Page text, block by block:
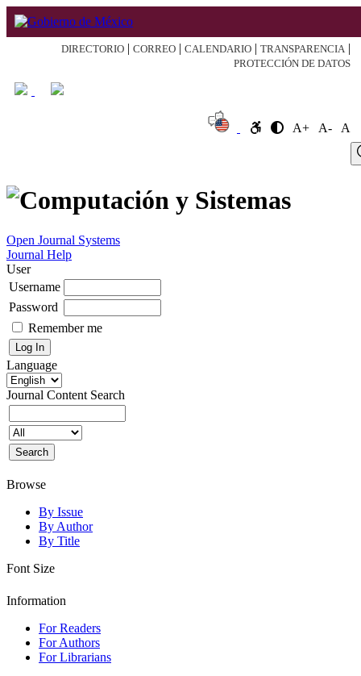
DIRECTORIO | CORREO | CALENDARIO | TRANSPARENCIA |
PROTECCIÓN DE DATOS
A+ A-
A
Open Journal Systems
Journal Help
User
Username
Password
Remember me
Language
Journal Content Search
Browse
By Issue
By Author
By Title
Font Size
Information
For Readers
For Authors
For Librarians